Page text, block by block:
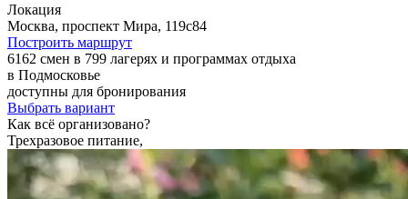
Локация
Москва, проспект Мира, 119с84
Построить маршрут
6162 смен в 799 лагерях и программах отдыха
в Подмосковье
доступны для бронирования
Выбрать вариант
Как всё организовано?
Трехразовое питание,